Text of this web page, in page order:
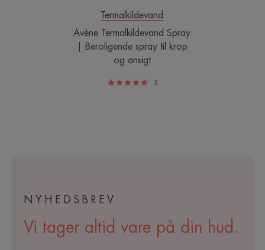
ansigt
Termalkildevand
Avène Termalkildevand Spray
| Beroligende spray til krop
og ansigt
3
NYHEDSBREV
Vi tager altid vare på din hud.